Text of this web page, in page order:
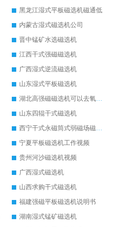
黑龙江湿式平板磁选机磁通低
内蒙古湿式磁选机公司
晋中锰矿水选磁选机
江西干式强磁磁选机
广西湿式逆流磁选机
山东湿式平板磁选机
湖北高强磁磁选机可以去氧化铝
山东四辊干式磁选机
西宁干式永磁筒式弱磁场磁选机结构图
宁夏平板磁选机工作视频
贵州河沙磁选机视频
广西湿式磁选机
山西求购干式磁选机
福建强磁平板磁选机说明书
湖南湿式锰矿磁选机